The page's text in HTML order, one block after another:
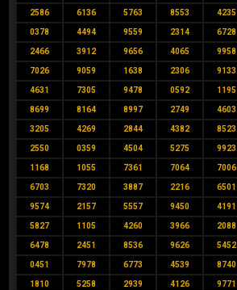
2586 6136 5763 8553 4235
0378 4494 9559 2314 6728
2466 3912 9656 4065 9958
7026 9059 1638 2306 9133
4631 7305 9478 0592 1195
8699 8164 8997 2749 4603
3205 4269 2844 4382 8523
2550 0359 4504 5275 9923
1168 1055 7361 7064 7006
6703 7320 3887 2216 6501
9574 2157 5557 9450 4191
5827 1105 4260 3966 2088
6478 2451 8536 9626 5452
0451 7978 6773 4539 8740
1810 5258 2939 4126 9771